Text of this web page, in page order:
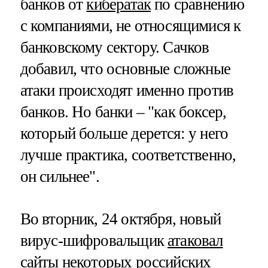
банков откибератакпо сравнению
с компаниями, не относящимися к
банковскому сектору. Сачков
добавил, что основные сложные
атаки происходят именно против
банков. Но банки – "как боксер,
который больше дерется: у него
лучше практика, соответственно,
он сильнее".
Во вторник, 24 октября, новый
вирус-шифровальщик атаковал
сайтынекоторых российских